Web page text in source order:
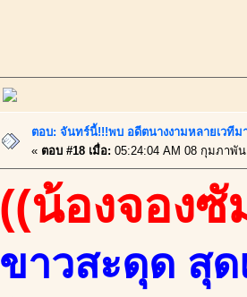
ตอบ: จันทร์นี้!!!พบ อดีตนางงามหลายเวที
« ตอบ #18 เมื่อ: 05:24:04 AM 08 กุมภาพั
((น้องจองซั
ขาวสะดุด สุด